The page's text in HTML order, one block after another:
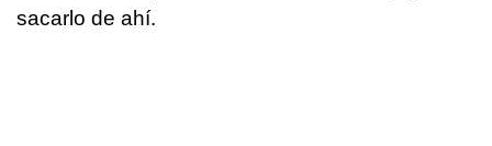
sacarlo de ahí.